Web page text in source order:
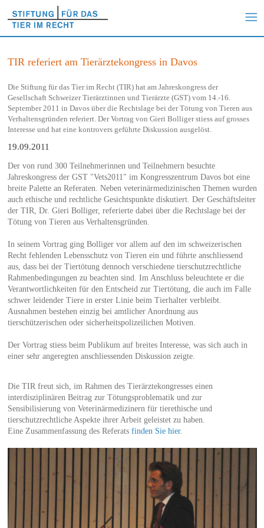
TIR referiert am Tierärztekongress in Davos
Die Stiftung für das Tier im Recht (TIR) hat am Jahreskongress der
Gesellschaft Schweizer Tierärztinnen und Tierärzte (GST) vom 14.-16.
September 2011 in Davos über die Rechtslage bei der Tötung von Tieren aus
Verhaltensgründen referiert. Der Vortrag von Gieri Bolliger stiess auf grosses
Interesse und hat eine kontrovers geführte Diskussion ausgelöst.
19.09.2011
Der von rund 300 Teilnehmerinnen und Teilnehmern besuchte
Jahreskongress der GST "Vets2011" im Kongresszentrum Davos bot eine
breite Palette an Referaten. Neben veterinärmedizinischen Themen wurden
auch ethische und rechtliche Gesichtspunkte diskutiert. Der Geschäftsleiter
der TIR, Dr. Gieri Bolliger, referierte dabei über die Rechtslage bei der
Tötung von Tieren aus Verhaltensgründen.
In seinem Vortrag ging Bolliger vor allem auf den im schweizerischen
Recht fehlenden Lebensschutz von Tieren ein und führte anschliessend
aus, dass bei der Tiertötung dennoch verschiedene tierschutzrechtliche
Rahmenbedingungen zu beachten sind. Im Anschluss beleuchtete er die
Verantwortlichkeiten für den Entscheid zur Tiertötung, die auch im Falle
schwer leidender Tiere in erster Linie beim Tierhalter verbleibt.
Ausnahmen bestehen einzig bei amtlicher Anordnung aus
tierschützerischen oder sicherheitspolizeilichen Motiven.
Der Vortrag stiess beim Publikum auf breites Interesse, was sich auch in
einer sehr angeregten anschliessenden Diskussion zeigte.
Die TIR freut sich, im Rahmen des Tierärztekongresses einen
interdisziplinären Beitrag zur Tötungsproblematik und zur
Sensibilisierung von Veterinärmedizinern für tierethische und
tierschutzrechtliche Aspekte ihrer Arbeit geleistet zu haben.
Eine Zusammenfassung des Referats finden Sie hier.